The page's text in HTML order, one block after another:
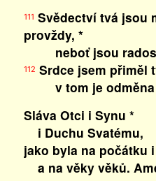
111 Svědectví tvá jsou
provždy, *
neboť jsou
112 Srdce jsem přiměl
v tom je odměna
Sláva Otci i Synu *
i Duchu Svatému,
jako byla na počátku
a na věky věků.